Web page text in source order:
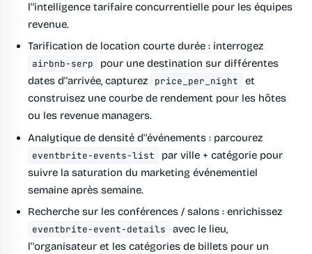
l''intelligence tarifaire concurrentielle pour les équipes
revenue.
Tarification de location courte durée : interrogez
airbnb-serp
pour une destination sur différentes
dates d''arrivée, capturez
price_per_night
et
construisez une courbe de rendement pour les hôtes
ou les revenue managers.
Analytique de densité d''événements : parcourez
eventbrite-events-list
par ville + catégorie pour
suivre la saturation du marketing événementiel
semaine après semaine.
Recherche sur les conférences / salons : enrichissez
eventbrite-event-details
avec le lieu,
l''organisateur et les catégories de billets pour un